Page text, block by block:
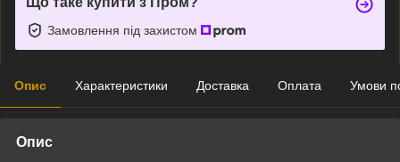
Замовлення під захистом
Опис Характеристики Доставка Оплата Умови
Опис